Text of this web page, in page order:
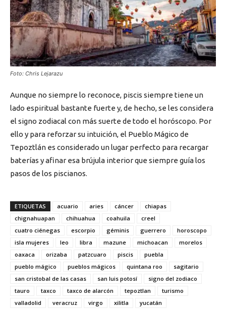
Foto: Chris Lejarazu
Aunque no siempre lo reconoce, piscis siempre tiene un
lado espiritual bastante fuerte y, de hecho, se les considera
el signo zodiacal con más suerte de todo el horóscopo. Por
ello y para reforzar su intuición, el Pueblo Mágico de
Tepoztlán es considerado un lugar perfecto para recargar
baterías y afinar esa brújula interior que siempre guía los
pasos de los piscianos.
ETIQUETAS acuario aries cáncer
chiapas
chignahuapan
chihuahua coahuila
creel
cuatro ciénegas
escorpio géminis guerrero
horoscopo
isla mujeres
leo libra mazune michoacan
morelos
oaxaca
orizaba patzcuaro piscis
puebla
pueblo mágico
pueblos mágicos quintana roo
sagitario
san cristobal de las casas
san luis potosí
signo del zodiaco
tauro
taxco taxco de alarcón tepoztlan
turismo
valladolid
veracruz virgo xilitla yucatán